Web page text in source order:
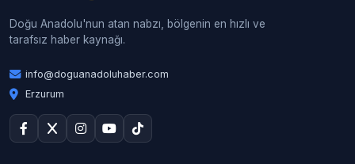
Doğu Anadolu'nun atan nabzı, bölgenin en hızlı ve
tarafsız haber kaynağı.
info@doguanadoluhaber.com
Erzurum